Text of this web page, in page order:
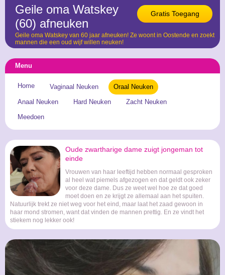
Gratis Toegang
Geile oma Watskey
(60) afneuken
Geile oma Watskey van 60 jaar afneuken! Ze woont in Oostende en zoekt
mannen die een oud wijf willen neuken!
Menu
Home Vaginaal Neuken
Oraal Neuken
Anaal Neuken
Hard Neuken
Zacht Neuken
Meedoen
Oude zwartharige dame zuigt jongeman tot
einde
Vrouwen van haar leeftijd hebben normaal gesproken
al heel wat piemels afgezogen en dat geldt ook zeker
voor deze dame. Dus ze weet wel hoe ze dat goed
moet doen en ze krijgt ze allemaal aan het spuiten.
Natuurlijk trekt ze niet weg voor het eind, maar laat het zaad gewoon in
haar mond stromen, want dat vinden de mannen prettig. En ze vindt het
stiekem nog lekker ook!